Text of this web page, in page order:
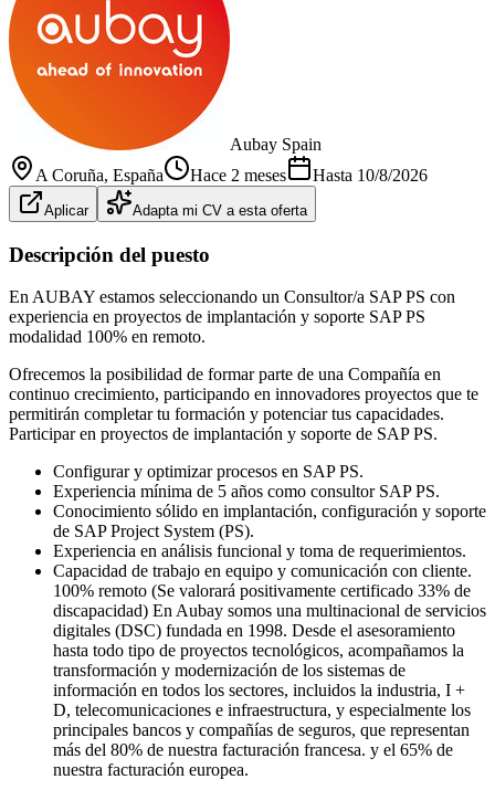
Aubay Spain
A Coruña, España Hace 2 meses Hasta 10/8/2026
Aplicar Adapta mi CV a esta oferta
Descripción del puesto
En AUBAY estamos seleccionando un Consultor/a SAP PS con
experiencia en proyectos de implantación y soporte SAP PS
modalidad 100% en remoto.
Ofrecemos la posibilidad de formar parte de una Compañía en
continuo crecimiento, participando en innovadores proyectos que te
permitirán completar tu formación y potenciar tus capacidades.
Participar en proyectos de implantación y soporte de SAP PS.
Configurar y optimizar procesos en SAP PS.
Experiencia mínima de 5 años como consultor SAP PS.
Conocimiento sólido en implantación, configuración y soporte
de SAP Project System (PS).
Experiencia en análisis funcional y toma de requerimientos.
Capacidad de trabajo en equipo y comunicación con cliente.
100% remoto (Se valorará positivamente certificado 33% de
discapacidad) En Aubay somos una multinacional de servicios
digitales (DSC) fundada en 1998. Desde el asesoramiento
hasta todo tipo de proyectos tecnológicos, acompañamos la
transformación y modernización de los sistemas de
información en todos los sectores, incluidos la industria, I +
D, telecomunicaciones e infraestructura, y especialmente los
principales bancos y compañías de seguros, que representan
más del 80% de nuestra facturación francesa. y el 65% de
nuestra facturación europea.